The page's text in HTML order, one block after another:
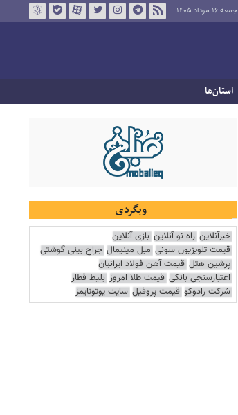
جمعه ۱۶ مرداد ۱۴۰۵
استان‌ها
وبگردی
خبرآنلاین راه نو آنلاین بازی آنلاین
قیمت تلویزیون سونی مبل مینیمال جراح بینی گوشتی
پرشین هتل قیمت آهن فولاد ایرانیان
اعتبارسنجی بانکی قیمت طلا امروز بلیط قطار
شرکت رادوکو قیمت پروفیل سایت یوتوتایمز